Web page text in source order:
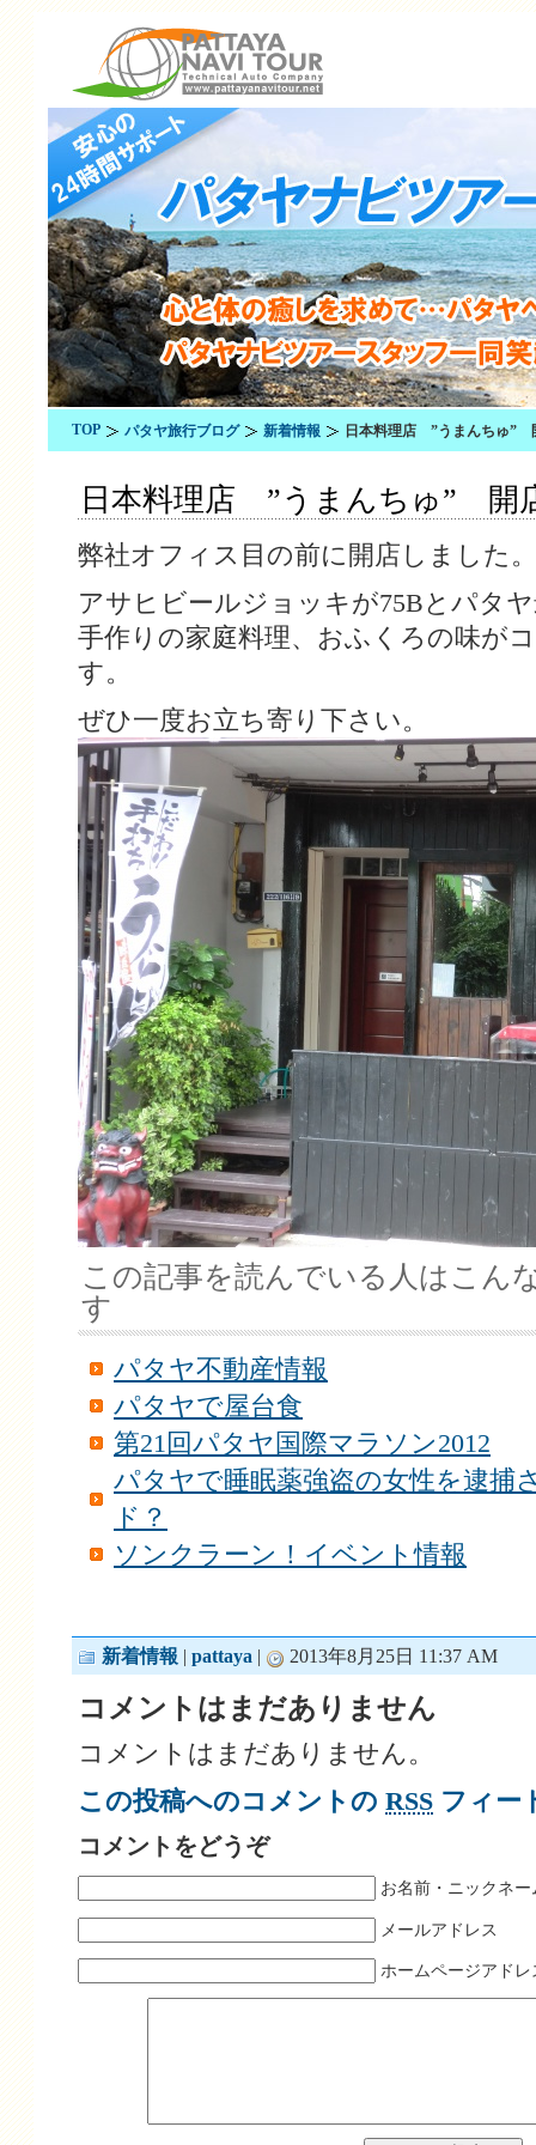
TOP パタヤ旅行ブログ 新着情報 日本料理店 ”うまんちゅ”
日本料理店 ”うまんちゅ” 開
弊社オフィス目の前に開店しました。
アサヒビールジョッキが75Bとパタ
手作りの家庭料理、おふくろの味が
す。
ぜひ一度お立ち寄り下さい。
この記事を読んでいる人はこん
す
パタヤ不動産情報
パタヤで屋台食
第21回パタヤ国際マラソン2012
パタヤで睡眠薬強盗の女性を逮捕
ド？
ソンクラーン！イベント情報
新着情報 | pattaya | 2013年8月25日 11:37 AM
コメントはまだありません
コメントはまだありません。
この投稿へのコメントの RSS フィー
コメントをどうぞ
お名前・ニックネー
メールアドレス
ホームページアドレ